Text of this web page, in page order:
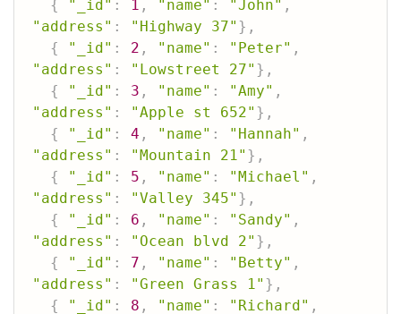
{
"_id" : 1 , "name" : "John" ,
"address" : "Highway 37" } ,
{
"_id" : 2 , "name" : "Peter" ,
"address" : "Lowstreet 27" } ,
{
"_id" : 3 , "name" : "Amy" ,
"address" : "Apple st 652" } ,
{
"_id" : 4 , "name" : "Hannah" ,
"address" : "Mountain 21" } ,
{
"_id" : 5 , "name" : "Michael" ,
"address" : "Valley 345" } ,
{
"_id" : 6 , "name" : "Sandy" ,
"address" : "Ocean blvd 2" } ,
{
"_id" : 7 , "name" : "Betty" ,
"address" : "Green Grass 1" } ,
{
"_id" : 8 , "name" : "Richard" ,